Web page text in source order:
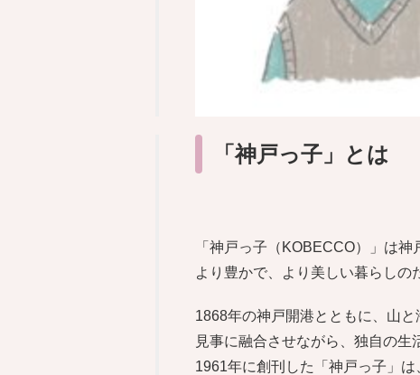
「神戸っ子」とは
「神戸っ子（KOBECCO）」は神
より豊かで、より美しい暮らしの
1868年の神戸開港とともに、山
見事に融合させながら、独自の生
1961年に創刊した「神戸っ子」